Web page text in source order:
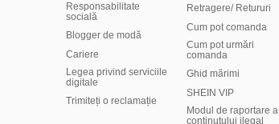
Responsabilitate
socială
Blogger de modă
Cariere
Legea privind serviciile
digitale
Trimiteți o reclamație
Retragere/ Retururi
Cum pot comanda
Cum pot urmări
comanda
Ghid mărimi
SHEIN VIP
Modul de raportare a
conținutului ilegal